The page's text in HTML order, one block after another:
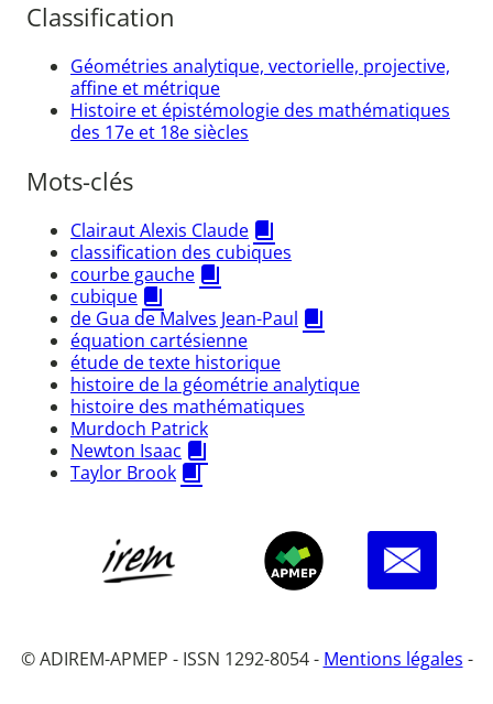
Classification
Géométries analytique, vectorielle, projective,
affine et métrique
Histoire et épistémologie des mathématiques
des 17e et 18e siècles
Mots-clés
Clairaut Alexis Claude
classification des cubiques
courbe gauche
cubique
de Gua de Malves Jean-Paul
équation cartésienne
étude de texte historique
histoire de la géométrie analytique
histoire des mathématiques
Murdoch Patrick
Newton Isaac
Taylor Brook
© ADIREM-APMEP - ISSN 1292-8054 - Mentions légales -